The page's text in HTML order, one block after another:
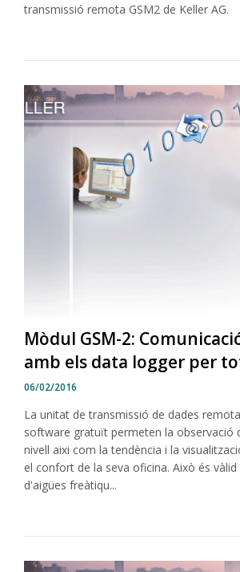
transmissió remota GSM2 de Keller AG.
Mòdul GSM-2:
amb els data logger per
06/02/2016
La unitat de transmissió de dades
software gratuït permeten la observació
nivell aixi com la tendència i la
el confort de la seva oficina. Això és vàlid
d'aigües freàtiqu...